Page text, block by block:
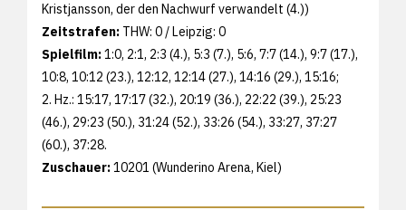
Kristjansson, der den Nachwurf verwandelt (4.))
Zeitstrafen: THW: 0 / Leipzig: 0
Spielfilm:1:0, 2:1, 2:3 (4.), 5:3 (7.), 5:6, 7:7 (14.), 9:7 (17.),
10:8, 10:12 (23.), 12:12, 12:14 (27.), 14:16 (29.), 15:16;
2. Hz.: 15:17, 17:17 (32.), 20:19 (36.), 22:22 (39.), 25:23
(46.), 29:23 (50.), 31:24 (52.), 33:26 (54.), 33:27, 37:27
(60.), 37:28.
Zuschauer:10201 (Wunderino Arena, Kiel)